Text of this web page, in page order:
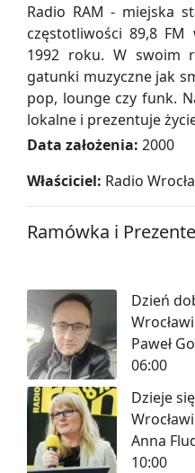
Radio RAM - miejska
częstotliwości 89,8 FM
1992 roku. W swoim
gatunki muzyczne jak
pop, lounge czy funk.
lokalne i prezentuje
Data założenia: 2000
Właściciel: Radio
Ramówka i
Dzień
Paweł
06:00
Dzieje
Anna
10:00